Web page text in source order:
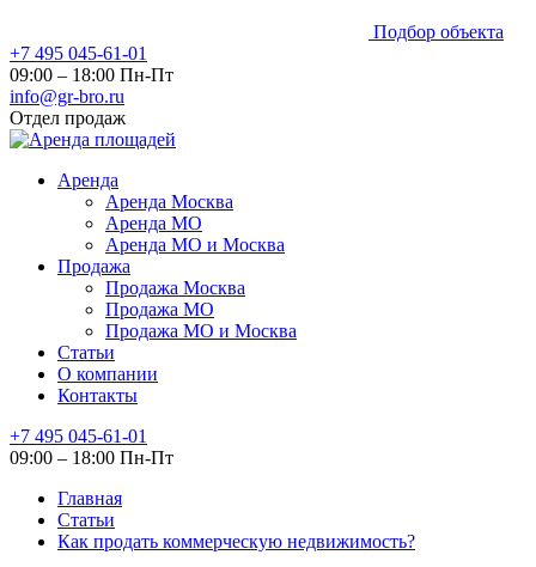
Подбор объекта
+7 495 045-61-01
09:00 – 18:00 Пн-Пт
info@gr-bro.ru
Отдел продаж
Аренда
Аренда Москва
Аренда МО
Аренда МО и Москва
Продажа
Продажа Москва
Продажа МО
Продажа МО и Москва
Статьи
О компании
Контакты
+7 495 045-61-01
09:00 – 18:00 Пн-Пт
Главная
Статьи
Как продать коммерческую недвижимость?